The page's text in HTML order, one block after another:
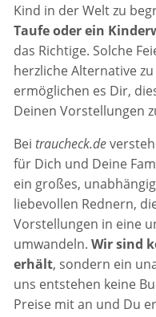
Kind in der Welt zu
Taufe oder ein
das Richtige. Solche
herzliche Alternative
ermöglichen es Dir,
Deinen Vorstellungen
Beitraucheck.de
für Dich und Deine
ein großes,
liebevollen Rednern,
Vorstellungen in eine
umwandeln.Wir sind
erhält, sondern ein
uns entstehen keine
Preise mit an und Du